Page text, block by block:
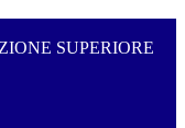
SUPERIORE